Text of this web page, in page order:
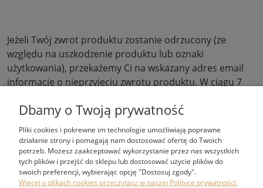
Jeżeli Twój zwrot produktu zostanie odrzucony (ze
względu na uszkodzenie produktu lub oznaki
użytkowania), przekażemy Ci na wskazany adres email
informację o nieprzyjęciu zwrotu produktu. W ciągu 7
produkt, pokrywając koszt przesyłki.
ZAKUPY
Dbamy o Twoją prywatność
Pliki cookies i pokrewne im technologie umożliwiają poprawne
działanie strony i pomagają nam dostosować ofertę do Twoich
potrzeb. Możesz zaakceptować wykorzystanie przez nas wszystkich
tych plików i przejść do sklepu lub dostosować użycie plików do
swoich preferencji, wybierając opcję "Dostosuj zgody".
Więcej o plikach cookies przeczytasz w naszej Polityce prywatności.